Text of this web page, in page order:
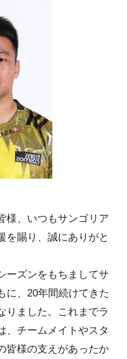
様、いつもサンゴリア
を賜り、誠にありがと
ーズンをもちましてサ
に、20年間続けてきた
りました。これまでラ
、チームメイトやスタ
皆様の支えがあったか